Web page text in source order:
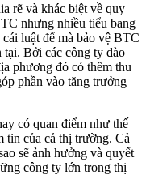
rẽ và khác biệt về quy
nhưng nhiều tiểu bang
luật để mà bảo vệ BTC
Bởi các công ty đào
phương đó có thêm thu
phần vào tăng trưởng
có quan điểm như thế
tin của cả thị trường. Cả
sẽ ảnh hưởng và quyết
công ty lớn trong thị